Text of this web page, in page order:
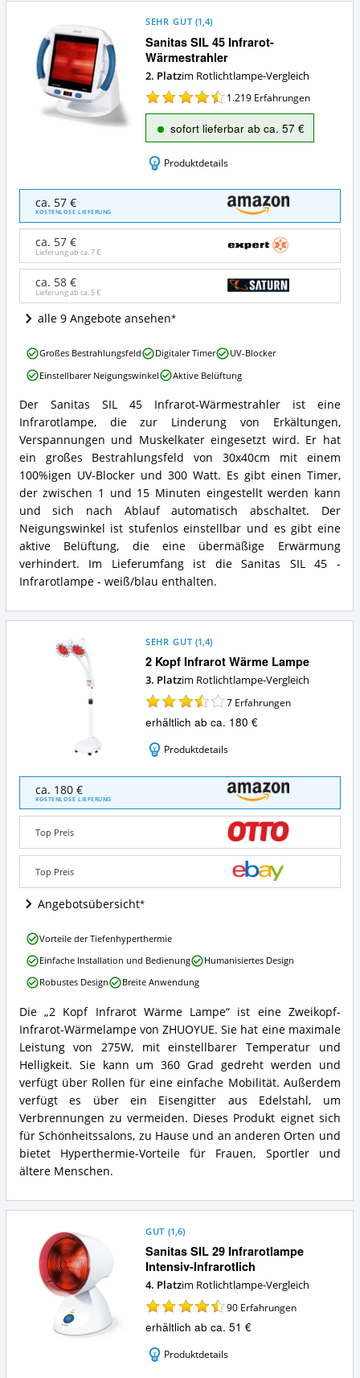
Sanitas SIL 45 Infrarot-
Wärmestrahler
SEHR GUT (1,4)
2. Platzim Rotlichtlampe-Vergleich
1.219 Erfahrungen
sofort lieferbar ab ca. 57 €
Produktdetails
Sanitas
45
Infrarot-
Wärmestrahler
Angebote:
diese
Rotlichtlampe
ca. 57 €
KOSTENLOSE LIEFERUNG
ca. 57 €
Lieferung ab ca.7 €
ca. 58 €
Lieferung ab ca.5 €
alle 9 Angebote ansehen
Sanitas
SIL
45
Infrarot-
Wärmestrahler
Zusammenfassung:
Was
bietet
diese
Rotlichtlampe?
Der Sanitas SIL 45 Infrarot-Wärmestrahler ist eine
Infrarotlampe, die zur Linderung von Erkältungen,
Verspannungen und Muskelkater eingesetzt wird. Er hat
ein großes Bestrahlungsfeld von 30x40cm mit einem
100%igen UV-Blocker und 300 Watt. Es gibt einen Timer,
der zwischen 1 und 15 Minuten eingestellt werden kann
und sich nach Ablauf automatisch abschaltet. Der
Neigungswinkel ist stufenlos einstellbar und es gibt eine
aktive Belüftung, die eine übermäßige Erwärmung
verhindert. Im Lieferumfang ist die Sanitas SIL 45 -
Infrarotlampe - weiß/blau enthalten.
Sanitas
SIL
45
Wärmestrahler
Vorteile:
Was
spricht
für
diese
Rotlichtlampe?
Großes Bestrahlungsfeld Digitaler Timer
UV-Blocker
Einstellbarer Neigungswinkel
Aktive Belüftung
2 Kopf Infrarot Wärme Lampe
SEHR GUT (1,4)
3. Platzim Rotlichtlampe-Vergleich
7 Erfahrungen
erhältlich ab ca. 180 €
Produktdetails
2
Kopf
Infrarot
Wärme
Lampe
Angebote:
ist
diese
Rotlichtlampe
ca. 180 €
KOSTENLOSE LIEFERUNG
Top Preis
Top Preis
Angebotsübersicht
2
Kopf
Infrarot
Wärme
Lampe
Zusammenfassung:
Was
bietet
diese
Rotlichtlampe?
Die „2 Kopf Infrarot Wärme Lampe“ ist eine Zweikopf-
Infrarot-Wärmelampe von ZHUOYUE. Sie hat eine maximale
Leistung von 275W, mit einstellbarer Temperatur und
Helligkeit. Sie kann um 360 Grad gedreht werden und
verfügt über Rollen für eine einfache Mobilität. Außerdem
verfügt es über ein Eisengitter aus Edelstahl, um
Verbrennungen zu vermeiden. Dieses Produkt eignet sich
für Schönheitssalons, zu Hause und an anderen Orten und
bietet Hyperthermie-Vorteile für Frauen, Sportler und
ältere Menschen.
Kopf
Infrarot
Wärme
Lampe
Vorteile:
Was
spricht
für
diese
Rotlichtlampe?
Vorteile der Tiefenhyperthermie
Einfache Installation und Bedienung
Humanisiertes Design
Robustes Design
Breite Anwendung
Sanitas SIL 29 Infrarotlampe
Intensiv-Infrarotlich
GUT (1,6)
4. Platzim Rotlichtlampe-Vergleich
90 Erfahrungen
erhältlich ab ca. 51 €
Produktdetails